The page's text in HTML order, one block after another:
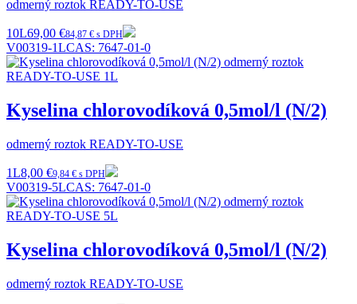
odmerný roztok READY-TO-USE
10L69,00 €84,87 € s DPH
V00319-1LCAS: 7647-01-0
Kyselina chlorovodíková 0,5mol/l (N/2)
odmerný roztok READY-TO-USE
1L8,00 €9,84 € s DPH
V00319-5LCAS: 7647-01-0
Kyselina chlorovodíková 0,5mol/l (N/2)
odmerný roztok READY-TO-USE